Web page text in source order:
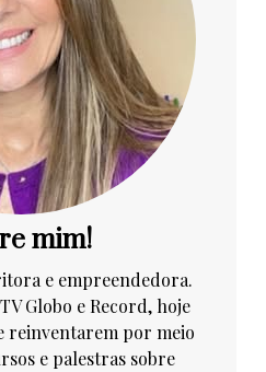
mim!
e empreendedora.
Globo e Record, hoje
reinventarem por meio
e palestras sobre